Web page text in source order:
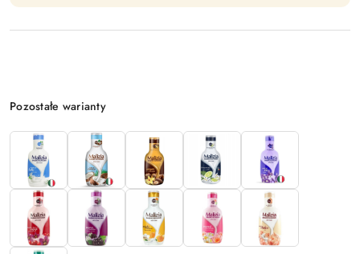
Wariant
Pozostałe warianty